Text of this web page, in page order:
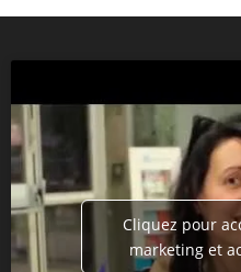
Cliquez pour
marketing et